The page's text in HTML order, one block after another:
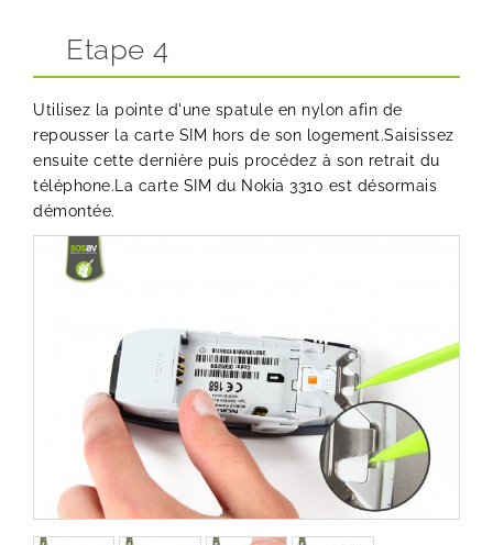
Etape 4
Utilisez la pointe d'une spatule en nylon afin de
repousser la carte SIM hors de son logement.Saisissez
ensuite cette dernière puis procédez à son retrait du
téléphone.La carte SIM du Nokia 3310 est désormais
démontée.